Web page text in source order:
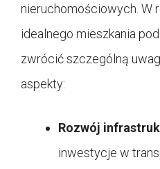
nieruchomościowych. W
idealnego mieszkania
zwrócić szczególną
aspekty:
Rozwój
inwestycje w